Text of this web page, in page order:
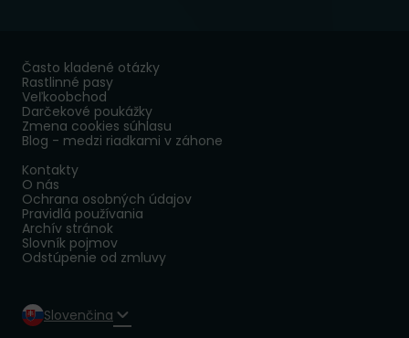
Často kladené otázky
Rastlinné pasy
Veľkoobchod
Darčekové poukážky
Zmena cookies súhlasu
Blog - medzi riadkami v záhone
Kontakty
O nás
Ochrana osobných údajov
Pravidlá používania
Archív stránok
Slovník pojmov
Odstúpenie od zmluvy
Slovenčina